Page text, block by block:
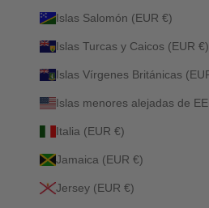
Islas Salomón (EUR €)
Islas Turcas y Caicos (EUR €)
Islas Vírgenes Británicas
Islas menores alejadas de
Italia (EUR €)
Jamaica (EUR €)
Jersey (EUR €)